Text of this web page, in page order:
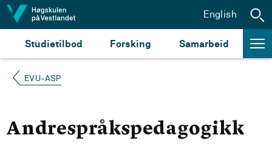
Hopp til innhald
Studietilbod Forsking Samarbeid
English
EVU-ASP
Andrespråkspedagogikk